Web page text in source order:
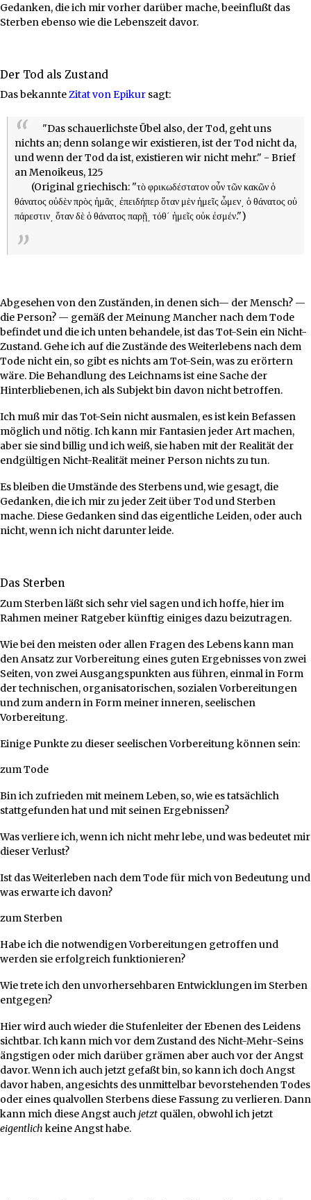
Gedanken, die ich mir vorher darüber mache, beeinflußt das
Sterben ebenso wie die Lebenszeit davor.
Der Tod als Zustand
Das bekannteZitat von Epikur sagt:
"Das schauerlichste Übel also, der Tod, geht uns
nichts an; denn solange wir existieren, ist der Tod nicht da,
und wenn der Tod da ist, existieren wir nicht mehr." - Brief
an Menoikeus, 125
(Original griechisch: "τὸ φρικωδέστατον οὖν τῶν κακῶν ὁ
θάνατος οὐδὲν πρὸς ἡμᾶς͵ ἐπειδήπερ ὅταν μὲν ἡμεῖς ὦμεν͵ ὁ θάνατος οὐ
πάρεστιν͵ ὅταν δὲ ὁ θάνατος παρῇ͵ τόθ΄ ἡμεῖς οὐκ ἐσμέν.")
Abgesehen von den Zuständen, in denen sich— der Mensch? —
die Person? — gemäß der Meinung Mancher nach dem Tode
befindet und die ich unten behandele, ist das Tot-Sein ein Nicht-
Zustand. Gehe ich auf die Zustände des Weiterlebens nach dem
Tode nicht ein, so gibt es nichts am Tot-Sein, was zu erörtern
wäre. Die Behandlung des Leichnams ist eine Sache der
Hinterbliebenen, ich als Subjekt bin davon nicht betroffen.
Ich muß mir das Tot-Sein nicht ausmalen, es ist kein Befassen
möglich und nötig. Ich kann mir Fantasien jeder Art machen,
aber sie sind billig und ich weiß, sie haben mit der Realität der
endgültigen Nicht-Realität meiner Person nichts zu tun.
Es bleiben die Umstände des Sterbens und, wie gesagt, die
Gedanken, die ich mir zu jeder Zeit über Tod und Sterben
mache. Diese Gedanken sind das eigentliche Leiden, oder auch
nicht, wenn ich nicht darunter leide.
Das Sterben
Zum Sterben läßt sich sehr viel sagen und ich hoffe, hier im
Rahmen meiner Ratgeber künftig einiges dazu beizutragen.
Wie bei den meisten oder allen Fragen des Lebens kann man
den Ansatz zur Vorbereitung eines guten Ergebnisses von zwei
Seiten, von zwei Ausgangspunkten aus führen, einmal in Form
der technischen, organisatorischen, sozialen Vorbereitungen
und zum andern in Form meiner inneren, seelischen
Vorbereitung.
Einige Punkte zu dieser seelischen Vorbereitung können sein:
zum Tode
Bin ich zufrieden mit meinem Leben, so, wie es tatsächlich
stattgefunden hat und mit seinen Ergebnissen?
Was verliere ich, wenn ich nicht mehr lebe, und was bedeutet mir
dieser Verlust?
Ist das Weiterleben nach dem Tode für mich von Bedeutung und
was erwarte ich davon?
zum Sterben
Habe ich die notwendigen Vorbereitungen getroffen und
werden sie erfolgreich funktionieren?
Wie trete ich den unvorhersehbaren Entwicklungen im Sterben
entgegen?
Hier wird auch wieder die Stufenleiter der Ebenen des Leidens
sichtbar. Ich kann mich vor dem Zustand des Nicht-Mehr-Seins
ängstigen oder mich darüber grämen aber auch vor der Angst
davor. Wenn ich auch jetzt gefaßt bin, so kann ich doch Angst
davor haben, angesichts des unmittelbar bevorstehenden Todes
oder eines qualvollen Sterbens diese Fassung zu verlieren. Dann
kann mich diese Angst auch jetzt quälen, obwohl ich jetzt
eigentlich keine Angst habe.